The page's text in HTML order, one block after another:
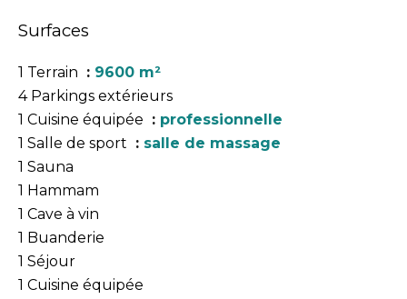
Surfaces
1 Terrain
9600 m²
4 Parkings extérieurs
1 Cuisine équipée
professionnelle
1 Salle de sport
salle de massage
1 Sauna
1 Hammam
1 Cave à vin
1 Buanderie
1 Séjour
1 Cuisine équipée